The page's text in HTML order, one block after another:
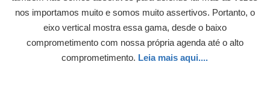
nos importamos muito e somos muito assertivos. Portanto, o
eixo vertical mostra essa gama, desde o baixo
comprometimento com nossa própria agenda até o alto
comprometimento. Leia mais aqui....